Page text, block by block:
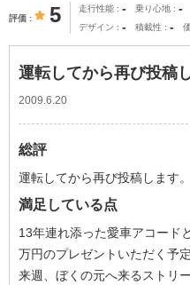
評価 5 走行性能 - 乗り心地 -
デザイン - 積載性 -
運転してから再び投稿
2009.6.20
総評
運転してから再び投稿します。
満足している点
13年連れ添った愛車アコード
万円のプレゼントいただく予定
来週、ぼくの元へ来るストリ